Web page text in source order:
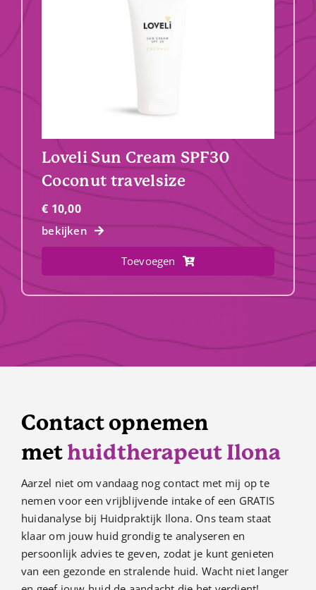
Loveli Sun Cream SPF30
Coconut travelsize
€ 10,00
bekijken
Toevoegen
Contact opnemen
methuidtherapeut Ilona
Aarzel niet om vandaag nog contact met mij op te
nemen voor een vrijblijvende intake of een GRATIS
huidanalyse bij Huidpraktijk Ilona. Ons team staat
klaar om jouw huid grondig te analyseren en
persoonlijk advies te geven, zodat je kunt genieten
van een gezonde en stralende huid. Wacht niet langer